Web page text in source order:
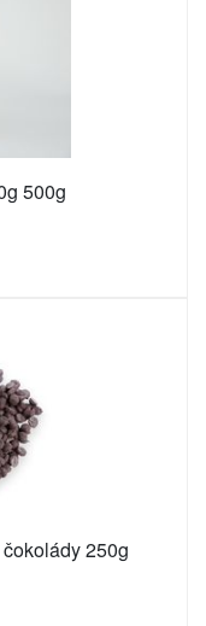
500g
250g